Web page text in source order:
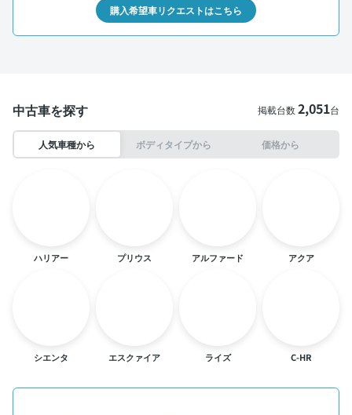
購入希望車リクエストはこちら
中古車を探す 掲載台数2,051台
人気車種から ボディタイプから 価格から
ハリアー プリウス アルファード アクア
シエンタ エスクァイア ライズ C-HR